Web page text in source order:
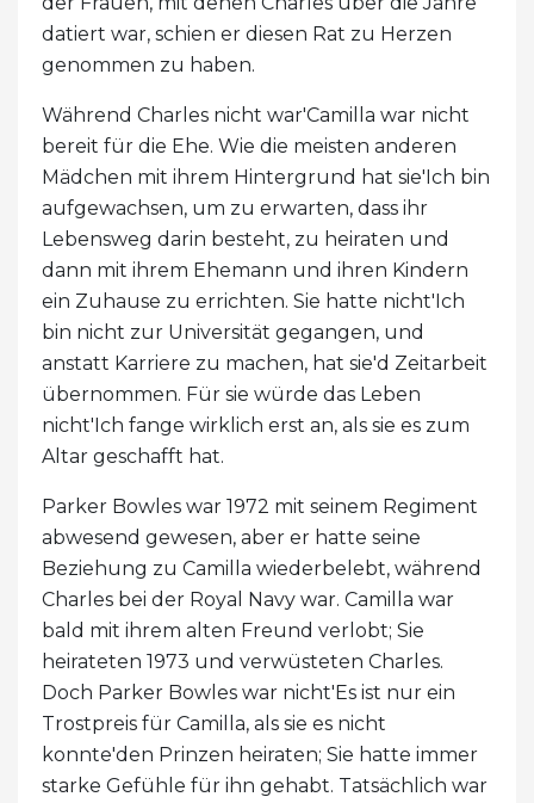
datiert war, schien er diesen Rat zu Herzen
genommen zu haben.
Während Charles nicht war'Camilla war nicht
bereit für die Ehe. Wie die meisten anderen
Mädchen mit ihrem Hintergrund hat sie'Ich bin
aufgewachsen, um zu erwarten, dass ihr
Lebensweg darin besteht, zu heiraten und
dann mit ihrem Ehemann und ihren Kindern
ein Zuhause zu errichten. Sie hatte nicht'Ich
bin nicht zur Universität gegangen, und
anstatt Karriere zu machen, hat sie'd Zeitarbeit
übernommen. Für sie würde das Leben
nicht'Ich fange wirklich erst an, als sie es zum
Altar geschafft hat.
Parker Bowles war 1972 mit seinem Regiment
abwesend gewesen, aber er hatte seine
Beziehung zu Camilla wiederbelebt, während
Charles bei der Royal Navy war. Camilla war
bald mit ihrem alten Freund verlobt; Sie
heirateten 1973 und verwüsteten Charles.
Doch Parker Bowles war nicht'Es ist nur ein
Trostpreis für Camilla, als sie es nicht
konnte'den Prinzen heiraten; Sie hatte immer
starke Gefühle für ihn gehabt. Tatsächlich war